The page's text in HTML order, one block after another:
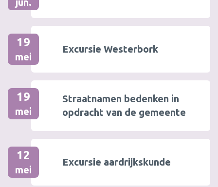
19
mei
Excursie Westerbork
19
mei
Straatnamen bedenken in
opdracht van de gemeente
12
mei
Excursie aardrijkskunde